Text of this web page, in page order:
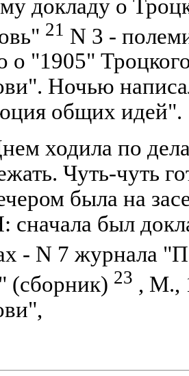
докладу о
21 N 3 -
о "1905"
Ночью
общих идей".
ходила по
Чуть-чуть
была на
был
- N 7 журнала
(сборник) 23 , М.,